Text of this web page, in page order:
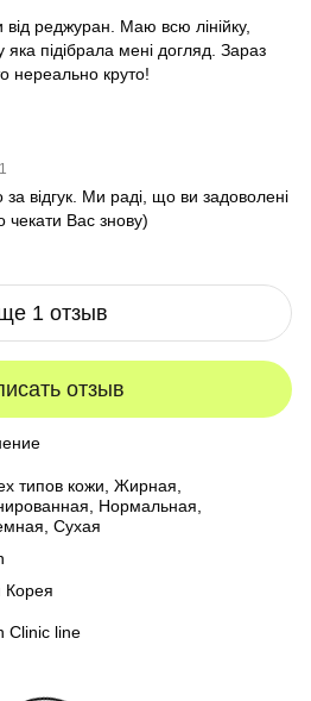
реджуран. Маю всю лінійку,
підібрала мені догляд. Зараз
нереально круто!
відгук. Ми раді, що ви задоволені
Вас знову)
1 отзыв
отзыв
типов кожи, Жирная,
, Нормальная,
, Сухая
Clinic line